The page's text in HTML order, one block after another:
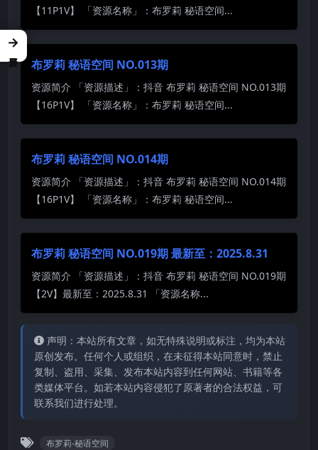
【11P1V】 「资源名称」：布罗莉 秘语空间...
布罗莉 秘语空间 NO.013期
资源简介 「资源描述」：抖音 布罗莉 秘语空间 NO.013期
【16P1V】 「资源名称」：布罗莉 秘语空间...
布罗莉 秘语空间 NO.014期
资源简介 「资源描述」：抖音 布罗莉 秘语空间 NO.014期
【16P1V】 「资源名称」：布罗莉 秘语空间...
布罗莉 秘语空间 NO.019期 最新至：2025.8.31
资源简介 「资源描述」：抖音 布罗莉 秘语空间 NO.019期
【2V】最新至：2025.8.31 「资源名称...
声明：本站所有文章，如无特殊说明或标注，均为本站
原创发布。任何个人或组织，在未征得本站同意时，禁止
复制、盗用、采集、发布本站内容到任何网站、书籍等各
类媒体平台。如若本站内容侵犯了原著者的合法权益，可
联系我们进行处理。
布罗莉-秘语空间
→